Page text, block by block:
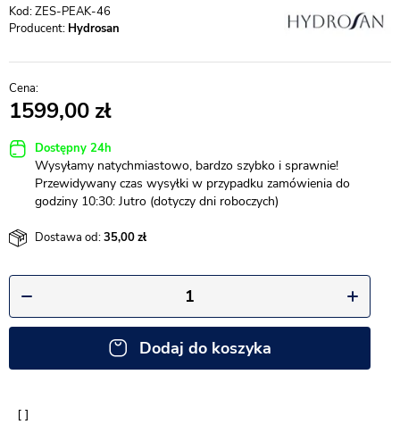
ZES-PEAK-46
Producent: Hydrosan
1599,00
Dostępny 24h
Wysyłamy natychmiastowo, bardzo szybko i sprawnie!
Przewidywany czas wysyłki w przypadku zamówienia do
godziny 10:30: Jutro (dotyczy dni roboczych)
Dostawa od:35,00
Dodaj do koszyka